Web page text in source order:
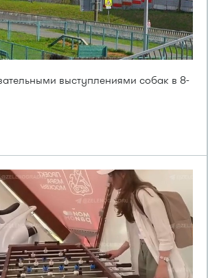
выступлениями собак в 8-